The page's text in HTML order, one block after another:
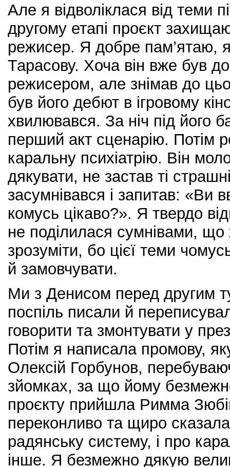
Але я відволіклася від теми
другому етапі проєкт
режисер. Я добре пам’ятаю,
Тарасову. Хоча він вже був
режисером, але знімав до
був його дебют в ігровому
хвилювався. За ніч під його
перший акт сценарію. Потім
каральну психіатрію. Він
дякувати, не застав ті
засумнівався і запитав: «Ви
комусь цікаво?». Я твердо
не поділилася сумнівами,
зрозуміти, бо цієї теми
й замовчувати.
Ми з Денисом перед другим
поспіль писали й
говорити та змонтувати у
Потім я написала промову,
Олексій Горбунов,
зйомках, за що йому
проєкту прийшла Римма
переконливо та щиро
радянську систему, і про
інше. Я безмежно дякую